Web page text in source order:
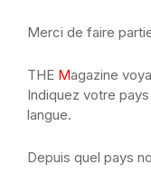
Merci de faire
THE Magazine
Indiquez votre
langue.
Depuis quel pays